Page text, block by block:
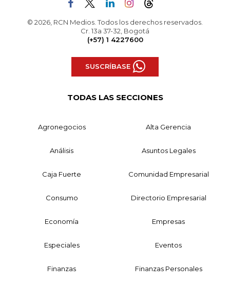
© 2026, RCN Medios. Todos los derechos reservados.
Cr. 13a 37-32, Bogotá
(+57) 1 4227600
SUSCRÍBASE
TODAS LAS SECCIONES
Agronegocios Alta Gerencia
Análisis Asuntos Legales
Caja Fuerte Comunidad Empresarial
Consumo Directorio Empresarial
Economía Empresas
Especiales Eventos
Finanzas Finanzas Personales